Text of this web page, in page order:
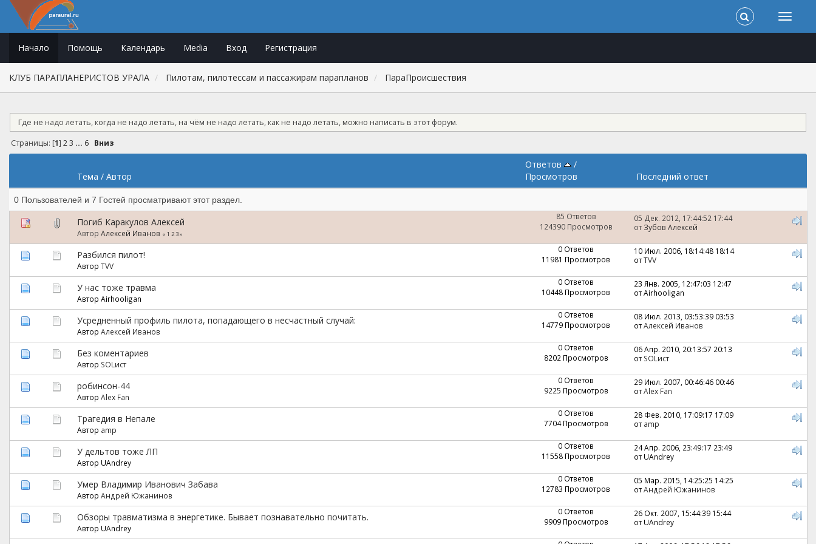
Начало Помощь Календарь Media Вход Регистрация
КЛУБ ПАРАПЛАНЕРИСТОВ УРАЛА Пилотам, пилотессам и пассажирам парапланов ПараПроиcшествия
Где не надо летать, когда не надо летать, на чём не надо летать, как не надо летать, можно написать в этот форум.
Страницы: [1] 2 3 ... 6 Вниз
Тема / Автор
Ответов
/
Просмотров
Последний ответ
0 Пользователей и 7 Гостей просматривают этот раздел.
Погиб Каракулов Алексей
Автор Алексей Иванов « 1 23»
85 Ответов
124390 Просмотров
05 Дек. 2012, 17:44:52 17:44
от Зубов Алексей
Разбился пилот!
Автор TVV
0 Ответов
11981 Просмотров
10 Июл. 2006, 18:14:48 18:14
отTVV
У нас тоже травма
Автор Airhooligan
0 Ответов
10448 Просмотров
23 Янв. 2005, 12:47:03 12:47
от Airhooligan
Усредненный профиль пилота, попадающего в несчастный случай:
Автор Алексей Иванов
0 Ответов
14779 Просмотров
08 Июл. 2013, 03:53:39 03:53
отАлексей Иванов
Без коментариев
Автор SOLист
0 Ответов
8202 Просмотров
06 Апр. 2010, 20:13:57 20:13
отSOLист
робинсон-44
Автор Alex Fan
0 Ответов
9225 Просмотров
29 Июл. 2007, 00:46:46 00:46
отAlex Fan
Трагедия в Непале
Автор amp
0 Ответов
7704 Просмотров
28 Фев. 2010, 17:09:17 17:09
отamp
У дельтов тоже ЛП
Автор UAndrey
0 Ответов
11558 Просмотров
24 Апр. 2006, 23:49:17 23:49
от UAndrey
Умер Владимир Иванович Забава
Автор Андрей Южанинов
0 Ответов
12783 Просмотров
05 Мар. 2015, 14:25:25 14:25
отАндрей Южанинов
Обзоры травматизма в энергетике. Бывает познавательно почитать.
Автор UAndrey
0 Ответов
9909 Просмотров
26 Окт. 2007, 15:44:39 15:44
от UAndrey